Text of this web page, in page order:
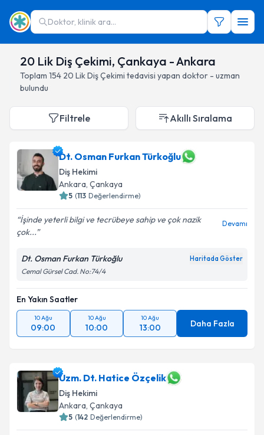
Doktor, klinik ara...
20 Lik Diş Çekimi, Çankaya - Ankara
Toplam 154 20 Lik Diş Çekimi tedavisi yapan doktor - uzman
bulundu
Filtrele Akıllı Sıralama
Dt. Osman Furkan Türkoğlu
Diş Hekimi
Ankara, Çankaya
5 (113 Değerlendirme)
İşinde yeterli bilgi ve tecrübeye sahip ve çok nazik
çok...
Devamı
Dt. Osman Furkan Türkoğlu Haritada Göster
Cemal Gürsel Cad. No:74/4
En Yakın Saatler
10 Ağu
09:00
10 Ağu
10:00
10 Ağu
13:00 Daha Fazla
Uzm. Dt. Hatice Özçelik
Diş Hekimi
Ankara, Çankaya
5 (142 Değerlendirme)